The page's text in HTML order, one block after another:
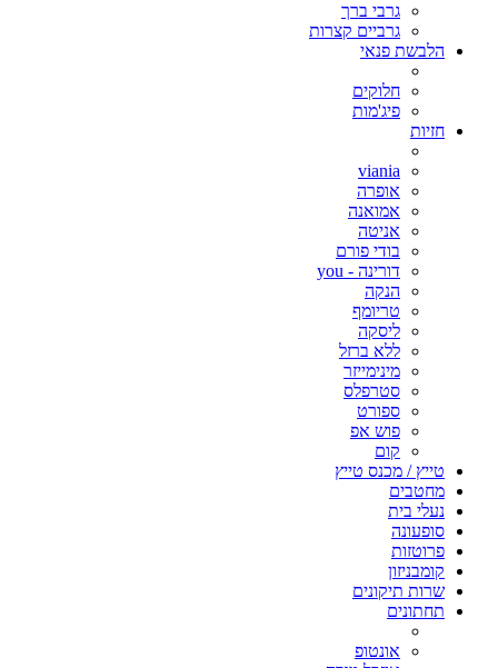
גרבי ברך
גרביים קצרות
הלבשת פנאי
חלוקים
פיג'מות
חזיות
viania
אופרה
אמואנה
אניטה
בודי פורם
דורינה - you
הנקה
טריומף
ליסקה
ללא ברזל
מינימייזר
סטרפלס
ספורט
פוש אפ
קום
טייץ / מכנס טייץ
מחטבים
נעלי בית
סופעונה
פרוטזות
קומבניזון
שרות תיקונים
תחתונים
אונטופ